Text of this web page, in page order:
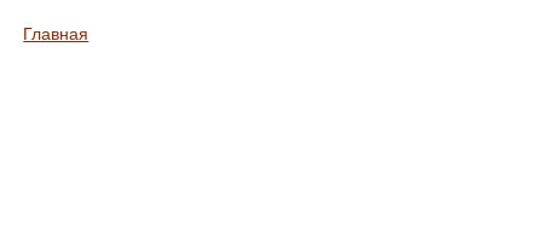
Вы здесь
Главная